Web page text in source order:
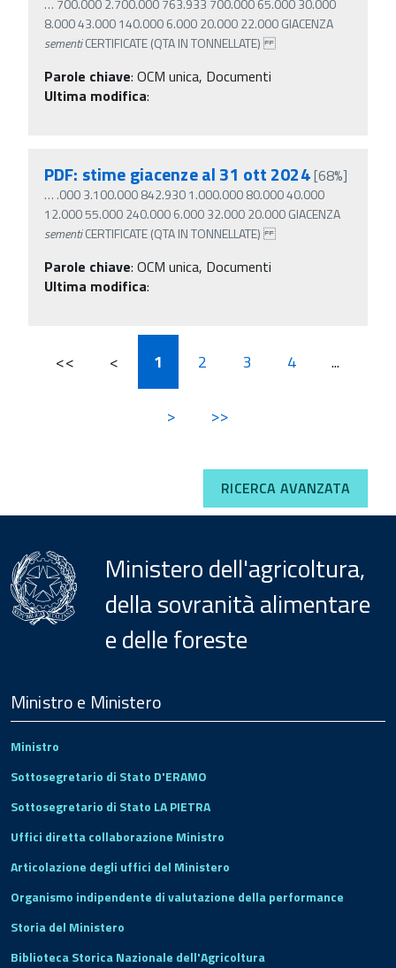
… 700.000 2.700.000 763.933 700.000 65.000 30.000
8.000 43.000 140.000 6.000 20.000 22.000 GIACENZA
sementiCERTIFICATE (QTA IN TONNELLATE)
Parole chiave: OCM unica, Documenti
Ultima modifica:
PDF: stime giacenze al 31 ott 2024[68%]
… .000 3.100.000 842.930 1.000.000 80.000 40.000
12.000 55.000 240.000 6.000 32.000 20.000 GIACENZA
sementiCERTIFICATE (QTA IN TONNELLATE)
Parole chiave: OCM unica, Documenti
Ultima modifica:
<< < 1 2 3 4 ...
> >>
RICERCA AVANZATA
Ministero dell'agricoltura,
della sovranità alimentare
e delle foreste
Footer
Ministro e Ministero
Ministro
Sottosegretario di Stato D'ERAMO
Sottosegretario di Stato LA PIETRA
Uffici diretta collaborazione Ministro
Articolazione degli uffici del Ministero
Organismo indipendente di valutazione della performance
Storia del Ministero
Biblioteca Storica Nazionale dell'Agricoltura